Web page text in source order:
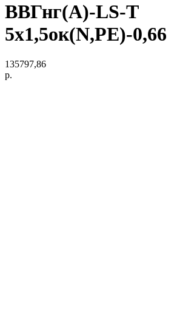
ВВГнг(A)-LS-Т
5х1,5ок(N,РЕ)-0,66
135797,86
р.